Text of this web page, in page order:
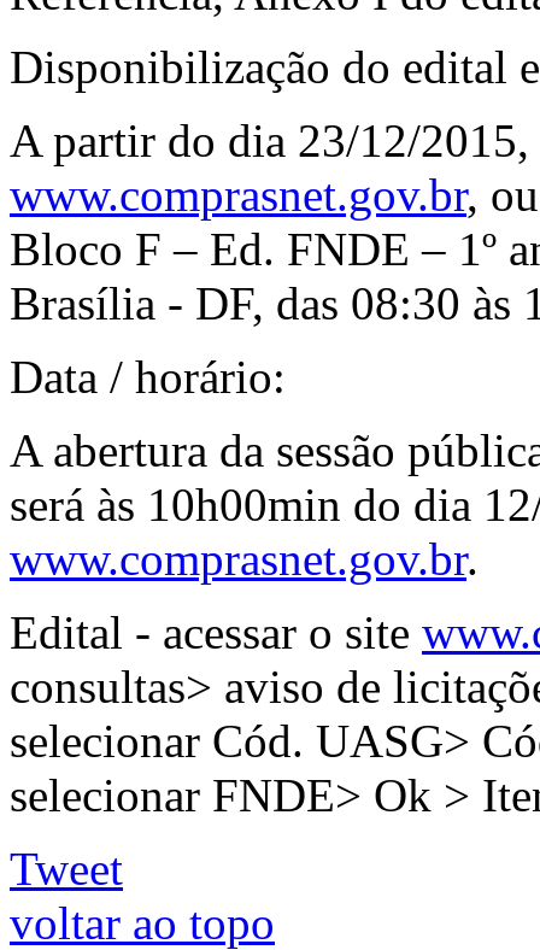
Disponibilização do edital
A partir do dia 23/12/2015,
www.comprasnet.gov.br,
Bloco F – Ed. FNDE – 1º
Brasília - DF, das 08:30 às
Data / horário:
A abertura da sessão
será às 10h00min do dia
www.comprasnet.gov.br.
Edital - acessar o site
consultas> aviso de
selecionar Cód. UASG>
selecionar FNDE> Ok >
Tweet
voltar ao topo